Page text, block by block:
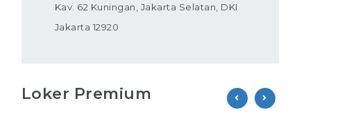
Kav. 62 Kuningan, Jakarta Selatan, DKI
Jakarta 12920
Loker Premium